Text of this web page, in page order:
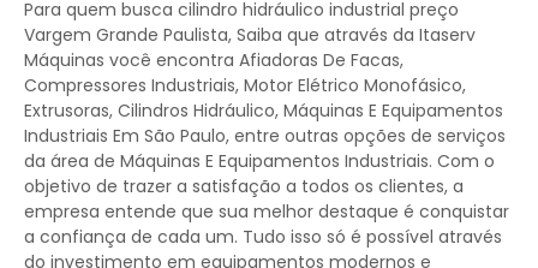
Para quem busca cilindro hidráulico industrial preço
Vargem Grande Paulista, Saiba que através da Itaserv
Máquinas você encontra Afiadoras De Facas,
Compressores Industriais, Motor Elétrico Monofásico,
Extrusoras, Cilindros Hidráulico, Máquinas E Equipamentos
Industriais Em São Paulo, entre outras opções de serviços
da área de Máquinas E Equipamentos Industriais. Com o
objetivo de trazer a satisfação a todos os clientes, a
empresa entende que sua melhor destaque é conquistar
a confiança de cada um. Tudo isso só é possível através
do investimento em equipamentos modernos e